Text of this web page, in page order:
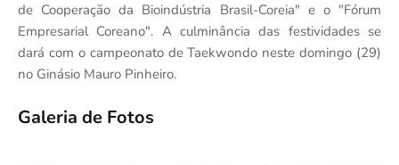
de Cooperação da Bioindústria Brasil-Coreia" e o "Fórum
Empresarial Coreano". A culminância das festividades se
dará com o campeonato de Taekwondo neste domingo (29)
no Ginásio Mauro Pinheiro.
Galeria de Fotos